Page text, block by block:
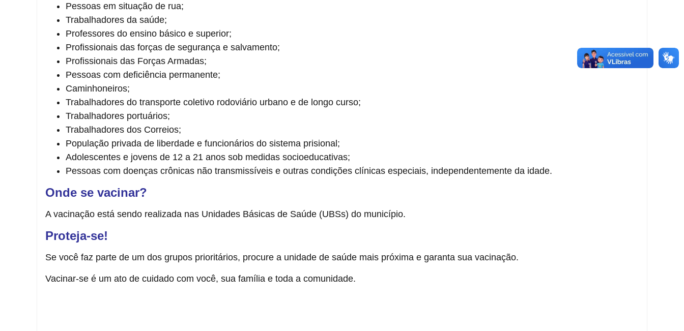
Pessoas em situação de rua;
Trabalhadores da saúde;
Professores do ensino básico e superior;
Profissionais das forças de segurança e salvamento;
Profissionais das Forças Armadas;
Pessoas com deficiência permanente;
Caminhoneiros;
Trabalhadores do transporte coletivo rodoviário urbano e de longo curso;
Trabalhadores portuários;
Trabalhadores dos Correios;
População privada de liberdade e funcionários do sistema prisional;
Adolescentes e jovens de 12 a 21 anos sob medidas socioeducativas;
Pessoas com doenças crônicas não transmissíveis e outras condições clínicas especiais, independentemente da idade.
Onde se vacinar?
A vacinação está sendo realizada nas Unidades Básicas de Saúde (UBSs) do município.
Proteja-se!
Se você faz parte de um dos grupos prioritários, procure a unidade de saúde mais próxima e garanta sua vacinação.
Vacinar-se é um ato de cuidado com você, sua família e toda a comunidade.